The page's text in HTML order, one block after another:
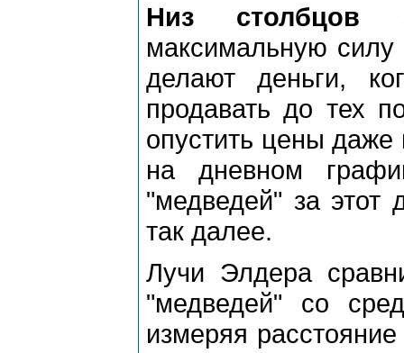
Низ столбцов
максимальную
делают деньги,
продавать до тех
опустить цены
на дневном
"медведей" за этот
так далее.
Лучи Элдера
"медведей" со
измеряя